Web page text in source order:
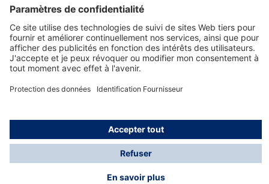
Service de e-commande Dräger
Informations sur les produits
© Dräger France SAS, 2024
*Prix hors taxe. Frais de gestion et de livraison standard
offerts; Indépendamment de la valeur ou du volume de